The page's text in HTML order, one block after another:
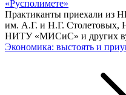
«Русполимете»
Практиканты приехали из
им. А.Г. и Н.Г. Столетовых,
НИТУ «МИСиС» и других
Экономика: выстоять и